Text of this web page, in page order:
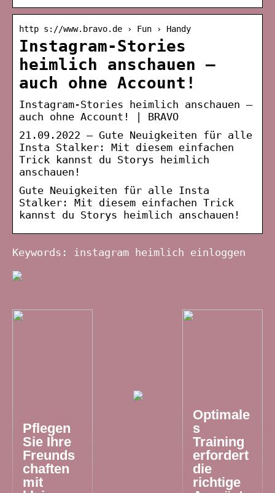
http s://www.bravo.de › Fun › Handy
Instagram-Stories
heimlich anschauen –
auch ohne Account!
Instagram-Stories heimlich anschauen –
auch ohne Account! | BRAVO
21.09.2022 — Gute Neuigkeiten für alle
Insta Stalker: Mit diesem einfachen
Trick kannst du Storys heimlich
anschauen!
Gute Neuigkeiten für alle Insta
Stalker: Mit diesem einfachen Trick
kannst du Storys heimlich anschauen!
Keywords: instagram heimlich einloggen
Pflegen
Sie Ihre
Freunds
chaften
mit
Optimale
s
Training
erfordert
die
richtige